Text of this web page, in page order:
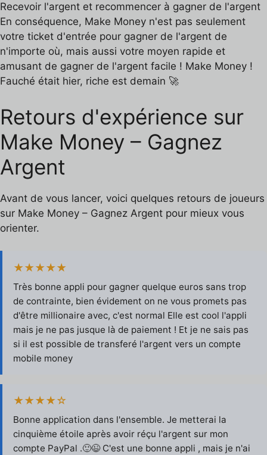
Recevoir l'argent et recommencer à gagner de l'argent
En conséquence, Make Money n'est pas seulement
votre ticket d'entrée pour gagner de l'argent de
n'importe où, mais aussi votre moyen rapide et
amusant de gagner de l'argent facile ! Make Money !
Fauché était hier, riche est demain 🚀
Retours d'expérience sur
Make Money – Gagnez
Argent
Avant de vous lancer, voici quelques retours de joueurs
sur Make Money – Gagnez Argent pour mieux vous
orienter.
★★★★★
Très bonne appli pour gagner quelque euros sans trop
de contrainte, bien évidement on ne vous promets pas
d'être millionaire avec, c'est normal Elle est cool l'appli
mais je ne pas jusque là de paiement ! Et je ne sais pas
si il est possible de transferé l'argent vers un compte
mobile money
★★★★☆
Bonne application dans l'ensemble. Je metterai la
cinquième étoile après avoir réçu l'argent sur mon
compte PayPal .🙂😉 C'est une bonne appli , mais je n'ai